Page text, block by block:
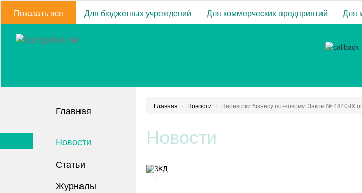
Показать все Для бюджетных учреждений Для коммерческих предприятий Для
Главная
Новости
Статьи
Журналы
Главная Новости Перевірки бізнесу по-новому: Закон № 4840-IX
Новости